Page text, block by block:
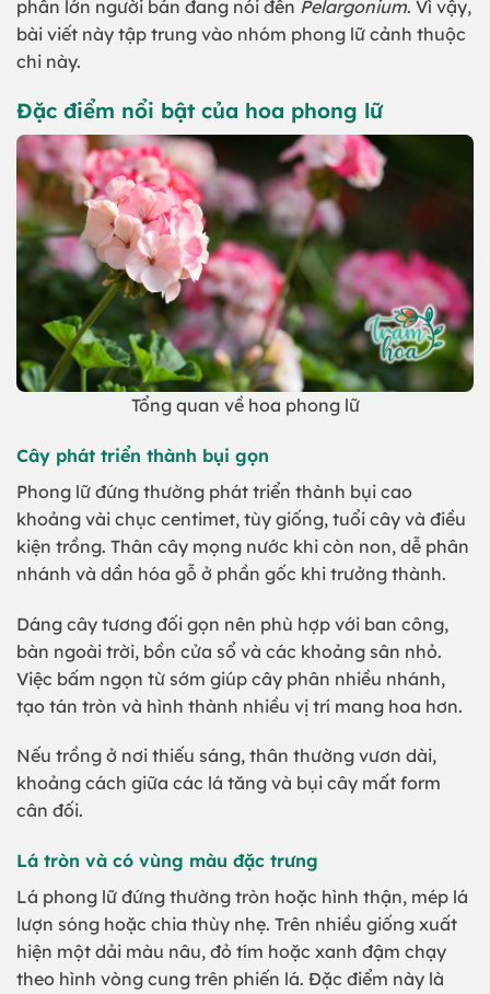
phần lớn người bán đang nói đến Pelargonium. Vì vậy,
bài viết này tập trung vào nhóm phong lữ cảnh thuộc
chi này.
Đặc điểm nổi bật của hoa phong lữ
Tổng quan về hoa phong lữ
Cây phát triển thành bụi gọn
Phong lữ đứng thường phát triển thành bụi cao
khoảng vài chục centimet, tùy giống, tuổi cây và điều
kiện trồng. Thân cây mọng nước khi còn non, dễ phân
nhánh và dần hóa gỗ ở phần gốc khi trưởng thành.
Dáng cây tương đối gọn nên phù hợp với ban công,
bàn ngoài trời, bồn cửa sổ và các khoảng sân nhỏ.
Việc bấm ngọn từ sớm giúp cây phân nhiều nhánh,
tạo tán tròn và hình thành nhiều vị trí mang hoa hơn.
Nếu trồng ở nơi thiếu sáng, thân thường vươn dài,
khoảng cách giữa các lá tăng và bụi cây mất form
cân đối.
Lá tròn và có vùng màu đặc trưng
Lá phong lữ đứng thường tròn hoặc hình thận, mép lá
lượn sóng hoặc chia thùy nhẹ. Trên nhiều giống xuất
hiện một dải màu nâu, đỏ tím hoặc xanh đậm chạy
theo hình vòng cung trên phiến lá. Đặc điểm này là